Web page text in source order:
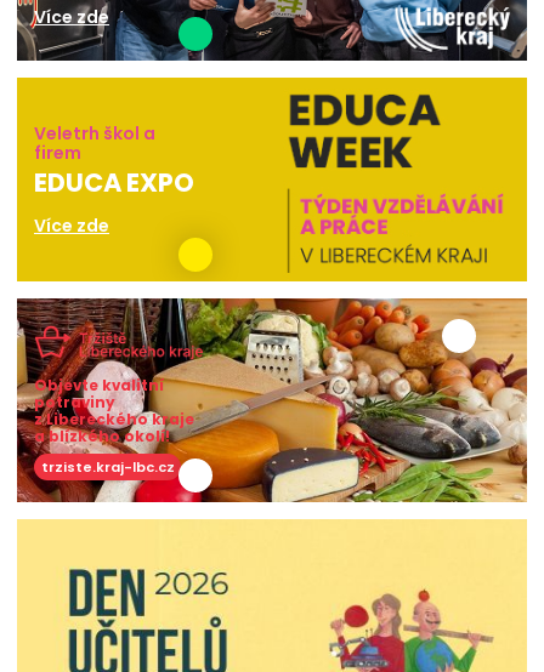
Více zde
Veletrh škol a
firem
EDUCA EXPO
Více zde
Objevte kvalitní
potraviny
z Libereckého kraje
a blízkého okolí!
trziste.kraj-lbc.cz